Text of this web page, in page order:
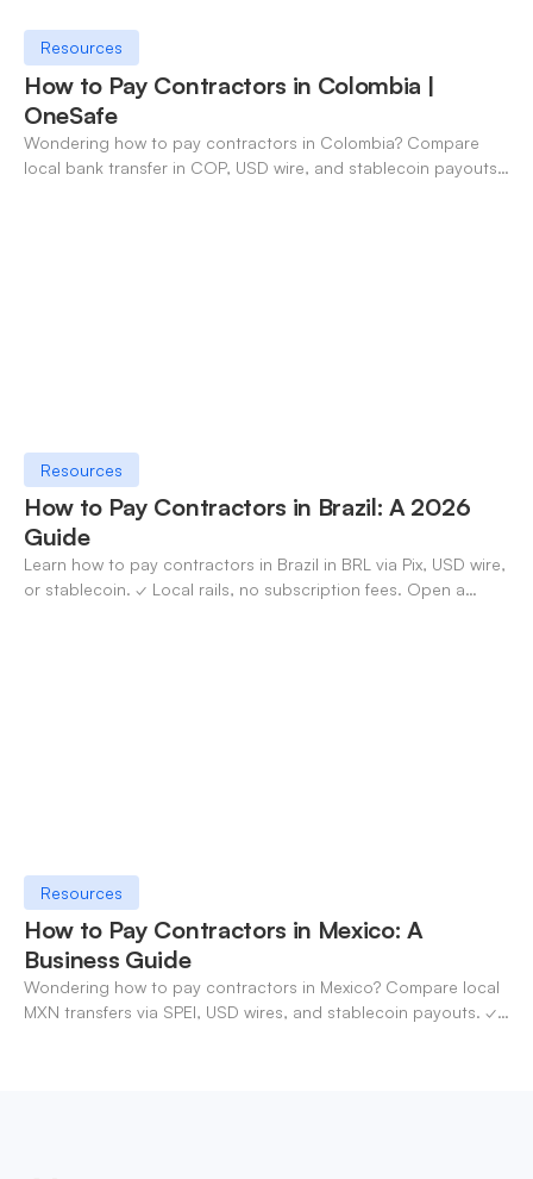
Resources
How to Pay Contractors in Colombia |
OneSafe
Wondering how to pay contractors in Colombia? Compare
local bank transfer in COP, USD wire, and stablecoin payouts.
Resources
How to Pay Contractors in Brazil: A 2026
Guide
Learn how to pay contractors in Brazil in BRL via Pix, USD wire,
or stablecoin. ✓ Local rails, no subscription fees. Open a
Resources
How to Pay Contractors in Mexico: A
Business Guide
Wondering how to pay contractors in Mexico? Compare local
MXN transfers via SPEI, USD wires, and stablecoin payouts. ✓